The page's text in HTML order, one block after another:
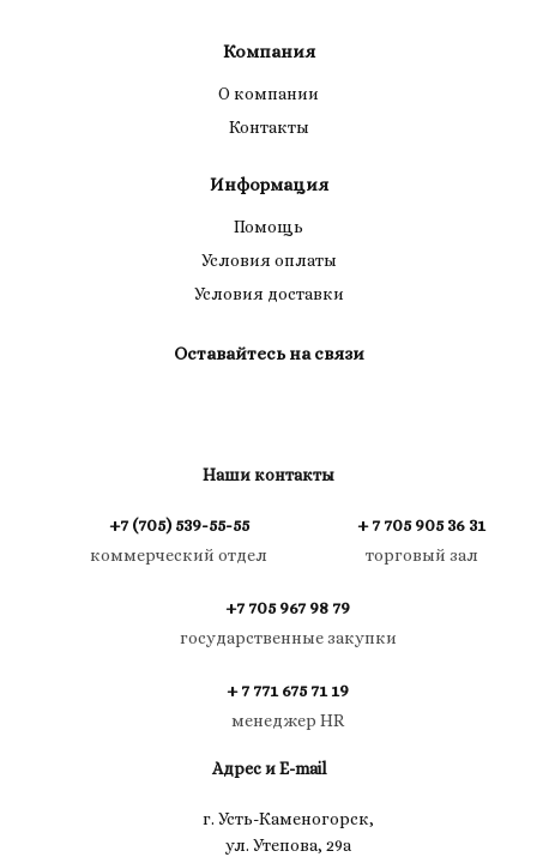
Компания
О компании
Контакты
Информация
Помощь
Условия оплаты
Условия доставки
Оставайтесь на связи
Наши контакты
+7 (705) 539-55-55
коммерческий отдел
+ 7 705 905 36 31
торговый зал
+7 705 967 98 79
государственные закупки
+ 7 771 675 71 19
менеджер HR
Адрес и E-mail
г. Усть-Каменогорск,
ул. Утепова, 29а